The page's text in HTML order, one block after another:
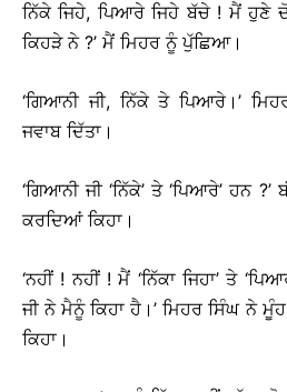
ਨਿੱਕੇ ਜਿਹੇ, ਪਿਆਰੇ ਜਿਹੇ ਬੱਚੇ ! ਮੈਂ ਹੁਣੇ
ਕਿਹੜੇ ਨੇ ?’ ਮੈਂ ਮਿਹਰ ਨੂੰ ਪੁੱਛਿਆ।
‘ਗਿਆਨੀ ਜੀ, ਨਿੱਕੇ ਤੇ ਪਿਆਰੇ।’
ਜਵਾਬ ਦਿੱਤਾ।
‘ਗਿਆਨੀ ਜੀ ‘ਨਿੱਕੇ’ ਤੇ ‘ਪਿਆਰੇ’ ਹਨ
ਕਰਦਿਆਂ ਕਿਹਾ।
‘ਨਹੀਂ ! ਨਹੀਂ ! ਮੈਂ ‘ਨਿੱਕਾ ਜਿਹਾ’ ਤੇ
ਜੀ ਨੇ ਮੈਨੂੰ ਕਿਹਾ ਹੈ।’ ਮਿਹਰ ਸਿੰਘ ਨੇ
ਕਿਹਾ।